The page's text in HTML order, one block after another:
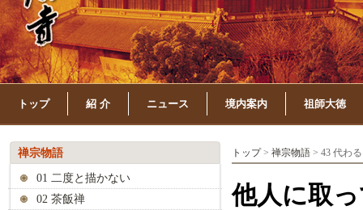
トップ 紹 介 ニュース 境内案内 祖師大徳
禅宗物語
01 二度と描かない
02 茶飯禅
トップ> 禅宗物語 > 43 代わ
他人に取